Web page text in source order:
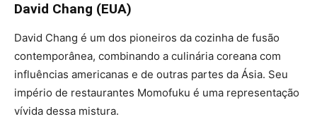
David Chang (EUA)
David Chang é um dos pioneiros da cozinha de fusão
contemporânea, combinando a culinária coreana com
influências americanas e de outras partes da Ásia. Seu
império de restaurantes Momofuku é uma representação
vívida dessa mistura.